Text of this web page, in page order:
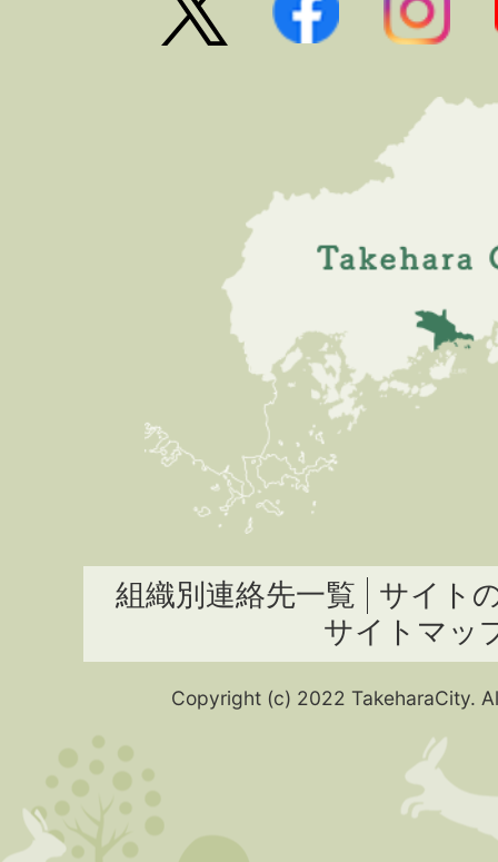
組織別連絡先一覧
サイト
サイトマッ
Copyright (c) 2022 TakeharaCity.